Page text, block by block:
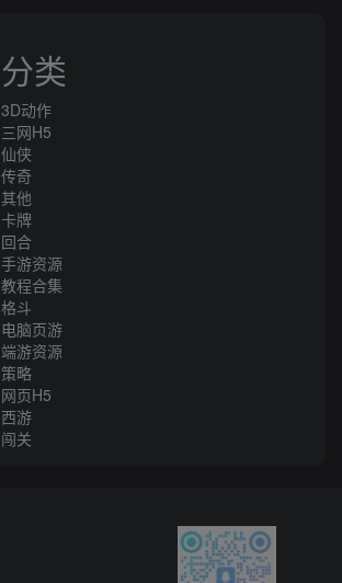
分类
3D动作
三网H5
仙侠
传奇
其他
卡牌
回合
手游资源
教程合集
格斗
电脑页游
端游资源
策略
网页H5
西游
闯关